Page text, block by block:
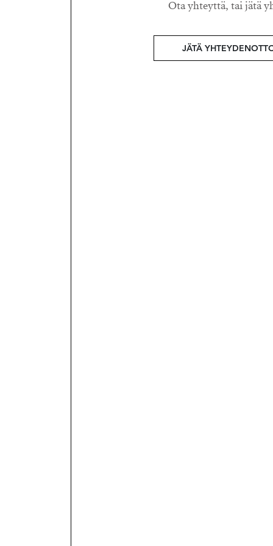
Ota yhteyttä, tai jätä
JÄTÄ